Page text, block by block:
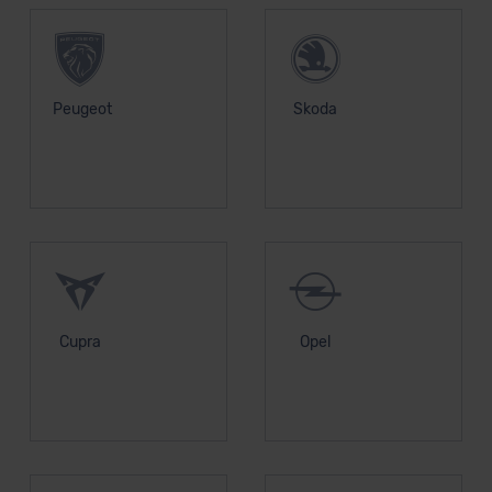
Standarddatenschutzklauseln (Art. 46 Abs. 2 lit. c
DSGVO) oder wenn Sie hierzu Ihre Einwilligung freiwillig
Datenschutzklauseln können Sie über den Kontakt zu
Peugeot Skoda
Cupra Opel